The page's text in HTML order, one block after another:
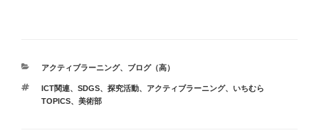
カ
ゴ
リ
アクティブラーニング、 ブログ（高）
タ
グ
ICT関連、SDGS、探究活動、アクティブラーニング、
いちむら
TOPICS、 美術部